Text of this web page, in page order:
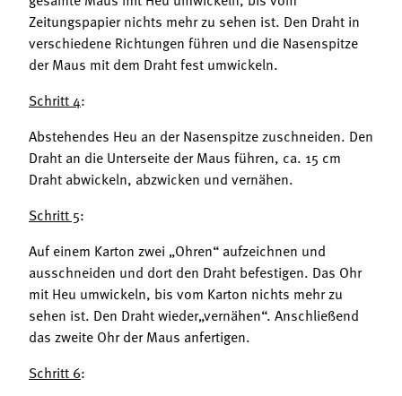
Zeitungspapier nichts mehr zu sehen ist. Den Draht in
verschiedene Richtungen führen und die Nasenspitze
der Maus mit dem Draht fest umwickeln.
Schritt 4:
Abstehendes Heu an der Nasenspitze zuschneiden. Den
Draht an die Unterseite der Maus führen, ca. 15 cm
Draht abwickeln, abzwicken und vernähen.
Schritt 5:
Auf einem Karton zwei „Ohren“ aufzeichnen und
ausschneiden und dort den Draht befestigen. Das Ohr
mit Heu umwickeln, bis vom Karton nichts mehr zu
sehen ist. Den Draht wieder„vernähen“. Anschließend
das zweite Ohr der Maus anfertigen.
Schritt 6: